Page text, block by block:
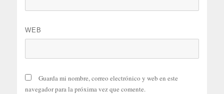
WEB
Guarda mi nombre, correo electrónico y web en este
navegador para la próxima vez que comente.